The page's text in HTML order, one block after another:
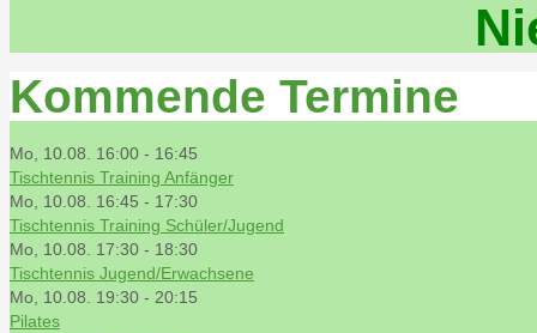
Kommende Termine
Mo, 10.08. 16:00 - 16:45
Tischtennis Training Anfänger
Mo, 10.08. 16:45 - 17:30
Tischtennis Training Schüler/Jugend
Mo, 10.08. 17:30 - 18:30
Tischtennis Jugend/Erwachsene
Mo, 10.08. 19:30 - 20:15
Pilates